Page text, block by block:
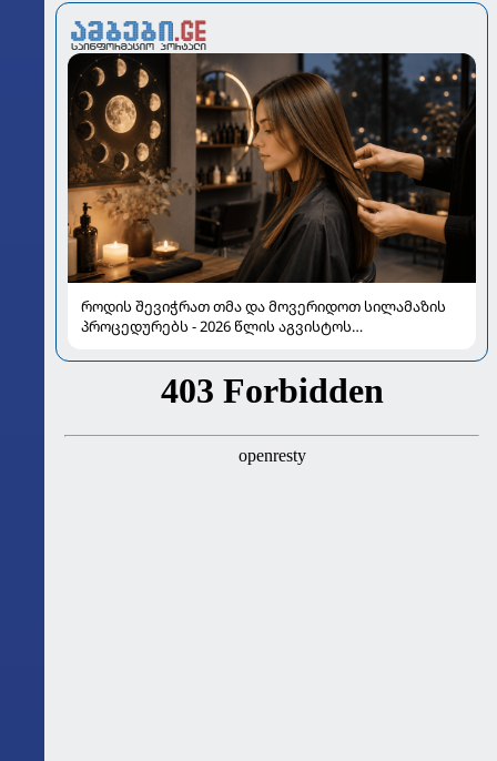
როდის შევიჭრათ თმა და მოვერიდოთ სილამაზის
პროცედურებს - 2026 წლის აგვისტოს